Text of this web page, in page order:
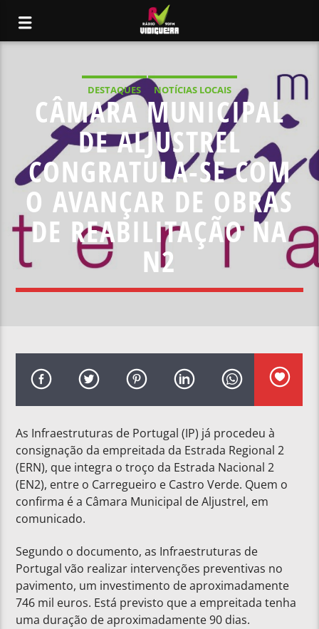
DESTAQUES NOTÍCIAS LOCAIS
CÂMARA MUNICIPAL
DE ALJUSTREL
CONGRATULA-SE COM
O AVANÇAR DE OBRAS
DE REABILITAÇÃO NA
N2
As Infraestruturas de Portugal (IP) já procedeu à
consignação da empreitada da Estrada Regional 2
(ERN), que integra o troço da Estrada Nacional 2
(EN2), entre o Carregueiro e Castro Verde. Quem o
confirma é a Câmara Municipal de Aljustrel, em
comunicado.
Segundo o documento, as Infraestruturas de
Portugal vão realizar intervenções preventivas no
pavimento, um investimento de aproximadamente
746 mil euros. Está previsto que a empreitada tenha
uma duração de aproximadamente 90 dias.